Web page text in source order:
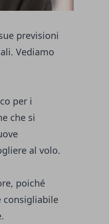
previsioni
Vediamo
per i
che si
al volo.
poiché
consigliabile